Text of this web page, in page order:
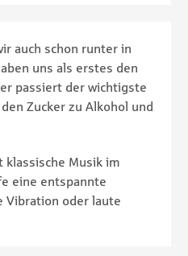
auch schon runter in
uns als erstes den
passiert der wichtigste
Zucker zu Alkohol und
klassische Musik im
eine entspannte
Vibration oder laute